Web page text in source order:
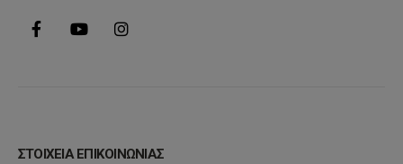
ΣΤΟΙΧΕΙΑ ΕΠΙΚΟΙΝΩΝΙΑΣ